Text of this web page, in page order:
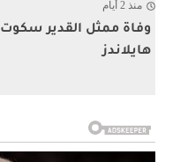
منذ 2 أيام
وفاة ممثل القدير سكوت
هايلاندز